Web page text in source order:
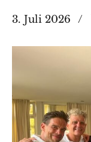
3. Juli 2026